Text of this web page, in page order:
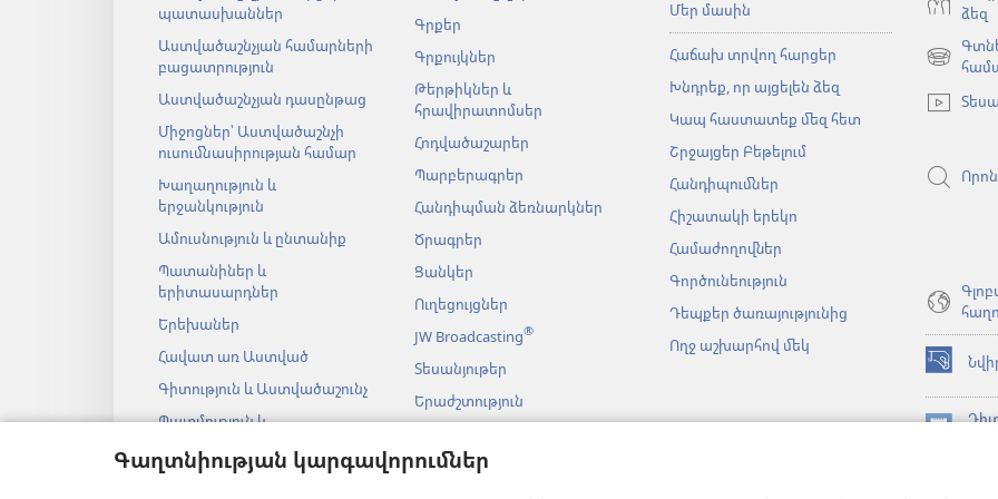
Գաղտնիության կարգավորումներ
պատասխաններ
Աստվածաշնչյան համարների
բացատրություն
Աստվածաշնչյան դասընթաց
Միջոցներ՝ Աստվածաշնչի
ուսումնասիրության համար
Խաղաղություն և
երջանկություն
Ամուսնություն և ընտանիք
Պատանիներ և
երիտասարդներ
Երեխաներ
Հավատ առ Աստված
Գիտություն և Աստվածաշունչ
Պատմություն և
Գրքեր
Գրքույկներ
Թերթիկներ և
հրավիրատոմսեր
Հոդվածաշարեր
Պարբերագրեր
Հանդիպման ձեռնարկներ
Ծրագրեր
Ցանկեր
Ուղեցույցներ
JW Broadcasting®
Տեսանյութեր
Երաժշտություն
աուդիոներկայացումներ
Մեր մասին
Հաճախ տրվող հարցեր
Խնդրեք, որ այցելեն ձեզ
Կապ հաստատեք մեզ հետ
Շրջայցեր Բեթելում
Հանդիպումներ
Հիշատակի երեկո
Համաժողովներ
Գործունեություն
Դեպքեր ծառայությունից
Ողջ աշխարհով մեկ
ձեզ
(բացվում
նոր
(բացվում
է
նոր